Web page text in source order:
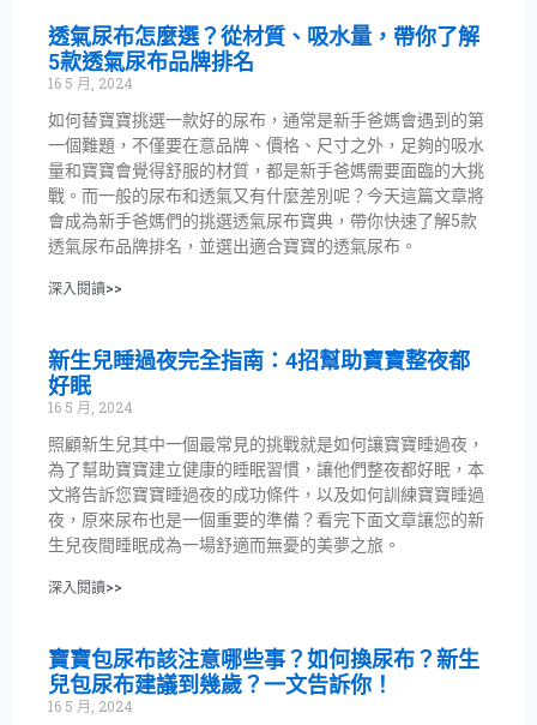
透氣尿布怎麼選？從材質、吸水量，帶你了解
5款透氣尿布品牌排名
16 5 月, 2024
如何替寶寶挑選一款好的尿布，通常是新手爸媽會遇到的第
一個難題，不僅要在意品牌、價格、尺寸之外，足夠的吸水
量和寶寶會覺得舒服的材質，都是新手爸媽需要面臨的大挑
戰。而一般的尿布和透氣又有什麼差別呢？今天這篇文章將
會成為新手爸媽們的挑選透氣尿布寶典，帶你快速了解5款
透氣尿布品牌排名，並選出適合寶寶的透氣尿布。
深入閱讀>>
新生兒睡過夜完全指南：4招幫助寶寶整夜都
好眠
16 5 月, 2024
照顧新生兒其中一個最常見的挑戰就是如何讓寶寶睡過夜，
為了幫助寶寶建立健康的睡眠習慣，讓他們整夜都好眠，本
文將告訴您寶寶睡過夜的成功條件，以及如何訓練寶寶睡過
夜，原來尿布也是一個重要的準備？看完下面文章讓您的新
生兒夜間睡眠成為一場舒適而無憂的美夢之旅。
深入閱讀>>
寶寶包尿布該注意哪些事？如何換尿布？新生
兒包尿布建議到幾歲？一文告訴你！
16 5 月, 2024